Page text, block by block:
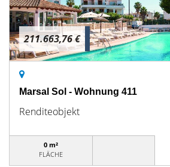
211.663,76 €
Marsal Sol - Wohnung 411
Renditeobjekt
0 m²
FLÄCHE